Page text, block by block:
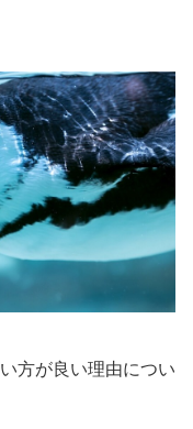
方が良い理由につい